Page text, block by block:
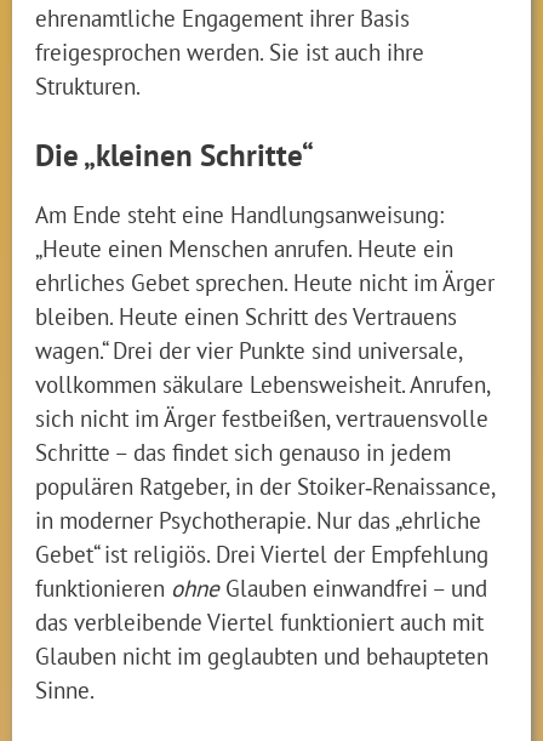
ehrenamtliche Engagement ihrer Basis
freigesprochen werden. Sie ist auch ihre
Strukturen.
Die „kleinen Schritte“
Am Ende steht eine Handlungsanweisung:
„Heute einen Menschen anrufen. Heute ein
ehrliches Gebet sprechen. Heute nicht im Ärger
bleiben. Heute einen Schritt des Vertrauens
wagen.“ Drei der vier Punkte sind universale,
vollkommen säkulare Lebensweisheit. Anrufen,
sich nicht im Ärger festbeißen, vertrauensvolle
Schritte – das findet sich genauso in jedem
populären Ratgeber, in der Stoiker‑Renaissance,
in moderner Psychotherapie. Nur das „ehrliche
Gebet“ ist religiös. Drei Viertel der Empfehlung
funktionieren ohne Glauben einwandfrei – und
das verbleibende Viertel funktioniert auch mit
Glauben nicht im geglaubten und behaupteten
Sinne.